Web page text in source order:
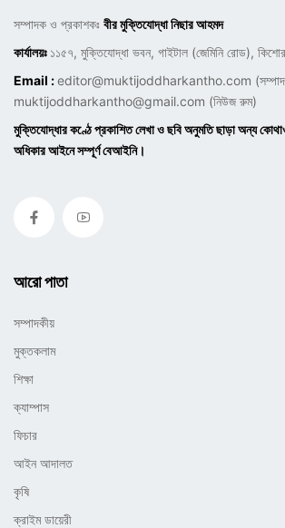
সম্পাদক ও প্রকাশকঃ বীর মুক্তিযোদ্ধা নিছার আহমদ
কার্যালয়ঃ ১১৫৭, মুক্তিযোদ্ধা ভবন, গাইটাল (জেমিনি রোড),
Email :editor@muktijoddharkantho.com
muktijoddharkantho@gmail.com (নিউজ রুম)
মুক্তিযোদ্ধার কণ্ঠে প্রকাশিত লেখা ও ছবি অনুমতি ছাড়া অন্য
অধিকার আইনে সম্পূর্ণ বেআইনি।
আরো পাতা
সম্পাদকীয়
মুক্তকলাম
শিক্ষা
ক্যাম্পাস
ফিচার
আইন আদালত
কৃষি
ক্রাইম ডায়েরী